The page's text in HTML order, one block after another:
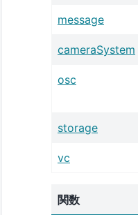
message
cameraSystem
osc
storage
vc
関数